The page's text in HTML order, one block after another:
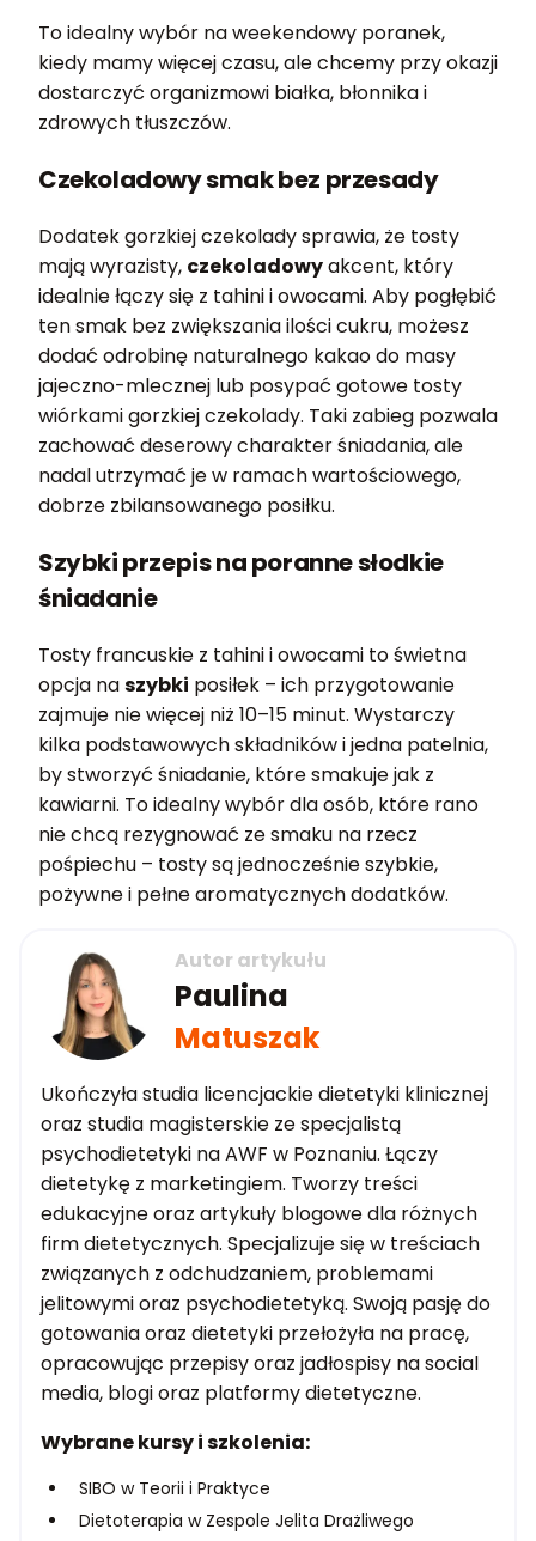
To idealny wybór na weekendowy poranek,
kiedy mamy więcej czasu, ale chcemy przy okazji
dostarczyć organizmowi białka, błonnika i
zdrowych tłuszczów.
Czekoladowy smak bez przesady
Dodatek gorzkiej czekolady sprawia, że tosty
mają wyrazisty, czekoladowyakcent, który
idealnie łączy się z tahini i owocami. Aby pogłębić
ten smak bez zwiększania ilości cukru, możesz
dodać odrobinę naturalnego kakao do masy
jajeczno-mlecznej lub posypać gotowe tosty
wiórkami gorzkiej czekolady. Taki zabieg pozwala
zachować deserowy charakter śniadania, ale
nadal utrzymać je w ramach wartościowego,
dobrze zbilansowanego posiłku.
Szybki przepis na poranne słodkie
śniadanie
Tosty francuskie z tahini i owocami to świetna
opcja naszybki posiłek – ich przygotowanie
zajmuje nie więcej niż 10–15 minut. Wystarczy
kilka podstawowych składników i jedna patelnia,
by stworzyć śniadanie, które smakuje jak z
kawiarni. To idealny wybór dla osób, które rano
nie chcą rezygnować ze smaku na rzecz
pośpiechu – tosty są jednocześnie szybkie,
pożywne i pełne aromatycznych dodatków.
Autor artykułu
Paulina
Matuszak
Ukończyła studia licencjackie dietetyki klinicznej
oraz studia magisterskie ze specjalistą
psychodietetyki na AWF w Poznaniu. Łączy
dietetykę z marketingiem. Tworzy treści
edukacyjne oraz artykuły blogowe dla różnych
firm dietetycznych. Specjalizuje się w treściach
związanych z odchudzaniem, problemami
jelitowymi oraz psychodietetyką. Swoją pasję do
gotowania oraz dietetyki przełożyła na pracę,
opracowując przepisy oraz jadłospisy na social
media, blogi oraz platformy dietetyczne.
Wybrane kursy i szkolenia:
SIBO w Teorii i Praktyce
Dietoterapia w Zespole Jelita Drażliwego